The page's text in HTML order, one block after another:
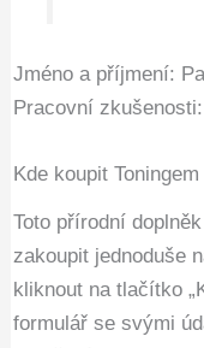
Jméno a příjmení:
Pracovní
Kde koupit
Toto přírodní
zakoupit jednoduše
kliknout na tlačítko
formulář se svými